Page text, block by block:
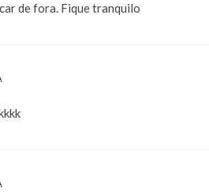
de fora. Fique tranquilo